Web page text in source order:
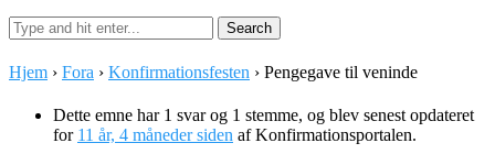
Hjem › Fora › Konfirmationsfesten › Pengegave til veninde
Dette emne har 1 svar og 1 stemme, og blev senest opdateret
for 11 år, 4 måneder siden afKonfirmationsportalen.